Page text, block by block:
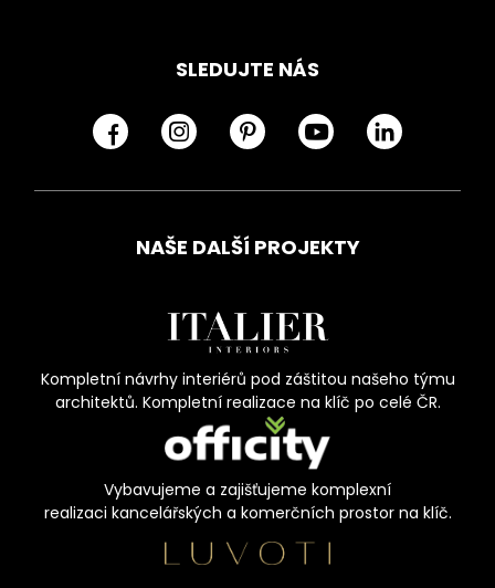
SLEDUJTE NÁS
NAŠE DALŠÍ PROJEKTY
Kompletní návrhy interiérů pod záštitou našeho týmu
architektů. Kompletní realizace na klíč po celé ČR.
Vybavujeme a zajišťujeme komplexní
realizaci kancelářských a komerčních prostor na klíč.